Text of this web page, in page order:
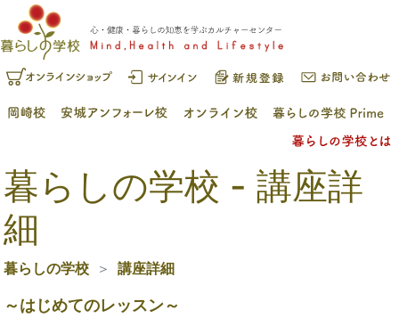
暮らしの学校 - 講座詳
細
暮らしの学校 講座詳細
～はじめてのレッスン～